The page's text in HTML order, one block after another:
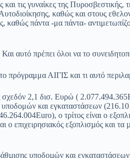
και τις γυναίκες της
καθώς και στους
καθώς πάντα -μα πάντα-
αυτό πρέπει όλοι να το
πρόγραμμα ΑΙΓΙΣ και τι αυτό
2,1 δισ. Ευρώ (
και εγκαταστάσεων
ο τρίτος είναι ο
ο επιχειρησιακός εξοπλισµός και τα
υποδοµών και